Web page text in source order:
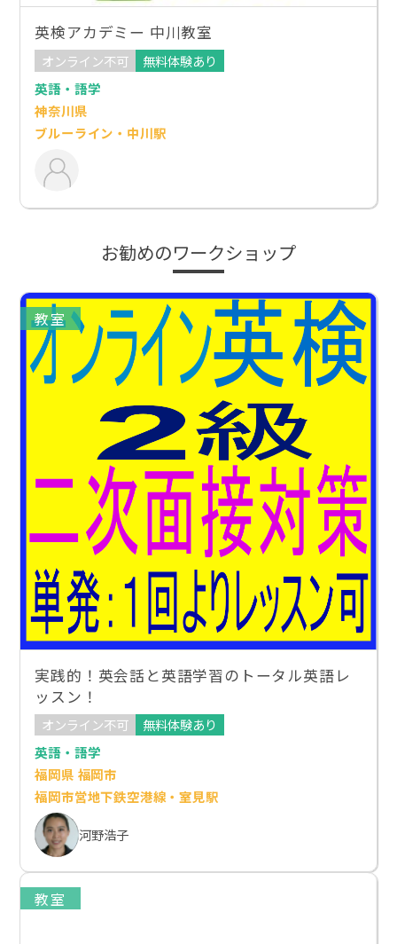
英検アカデミー 中川教室
オンライン不可
無料体験あり
英語・語学
神奈川県
ブルーライン・中川駅
お勧めのワークショップ
教室
実践的！英会話と英語学習のトータル英語レ
ッスン！
オンライン不可
無料体験あり
英語・語学
福岡県 福岡市
福岡市営地下鉄空港線・室見駅
河野浩子
教室